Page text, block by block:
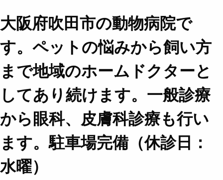
大阪府吹田市の動物病院で
す。ペットの悩みから飼い方
まで地域のホームドクターと
してあり続けます。一般診療
から眼科、皮膚科診療も行い
ます。駐車場完備（休診日：
水曜）